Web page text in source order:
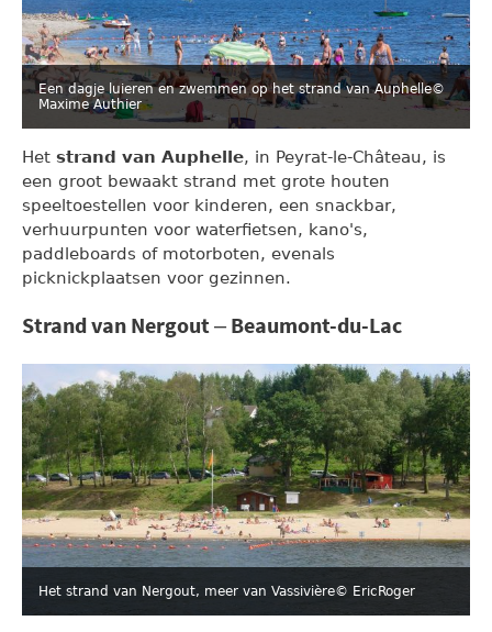
Een dagje luieren en zwemmen op het strand van Auphelle©
Maxime Authier
Het strand van Auphelle, in Peyrat-le-Château, is
een groot bewaakt strand met grote houten
speeltoestellen voor kinderen, een snackbar,
verhuurpunten voor waterfietsen, kano's,
paddleboards of motorboten, evenals
picknickplaatsen voor gezinnen.
Strand van Nergout – Beaumont-du-Lac
Het strand van Nergout, meer van Vassivière© EricRoger